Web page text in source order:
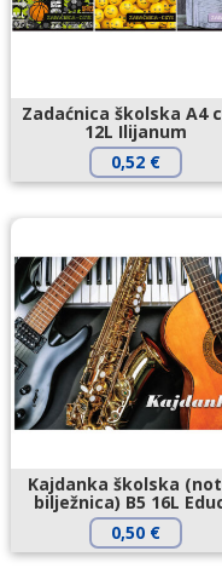
Zadaćnica školska A4
12L Ilijanum
0,52 €
Kajdanka školska
bilježnica) B5 16L
0,50 €